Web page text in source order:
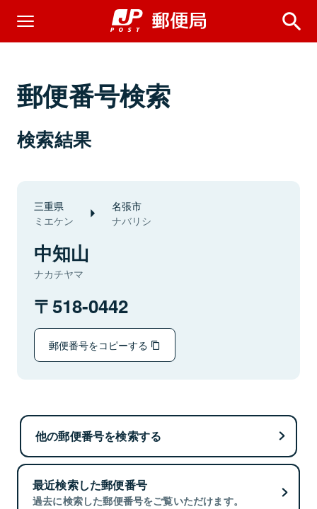
郵便番号検索
検索結果
三重県
ミエケン
名張市
ナバリシ
中知山
ナカチヤマ
518-0442
郵便番号をコピーする
他の郵便番号を検索する
最近検索した郵便番号
過去に検索した郵便番号をご覧いただけます。